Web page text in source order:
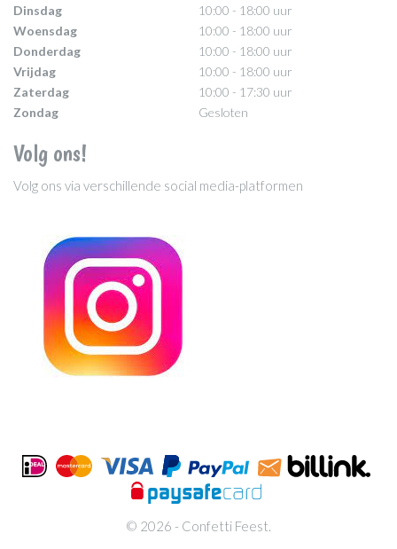
Dinsdag
10:00 - 18:00 uur
Woensdag
10:00 - 18:00 uur
Donderdag
10:00 - 18:00 uur
Vrijdag
10:00 - 18:00 uur
Zaterdag
10:00 - 17:30 uur
Zondag
Gesloten
Volg ons!
Volg ons via verschillende social media-platformen
© 2026 - Confetti Feest.